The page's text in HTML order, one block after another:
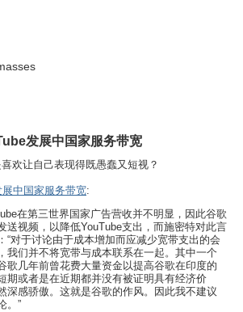
发展中国家服务带宽
欢让自己表现得既愚蠢又短视？
中国家服务带宽:
在第三世界国家广告营收并不明显，因此谷歌
送视频，以降低YouTube支出，而施密特对此言
“对于讨论由于成本增加而应减少宽带支出的会
我们并不将宽带与成本联系在一起。其中一个
歌几年前曾花费大量资金以提高谷歌在印度的
期或者是在近期都并没有被证明具有经济价
深感骄傲。这就是谷歌的作风。因此我不建议
。”